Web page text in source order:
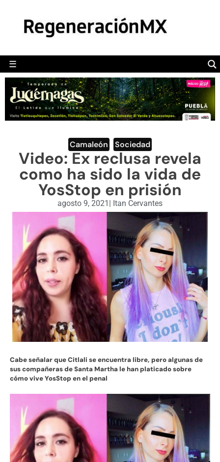
☰
POLÍTICA
CAMALEÓN
OPINIÓN
DEPORTES
ENGLISH SECTION
VIDEOS
Camaleón Sociedad
Video: Ex reclusa revela
como ha sido la vida de
YosStop en prisión
agosto 9, 2021 | Itan Cervantes
Cabe señalar que Citlali se encuentra libre, pero algunas de
sus compañeras de Santa Martha le han platicado sobre
cómo vive YosStop en el penal